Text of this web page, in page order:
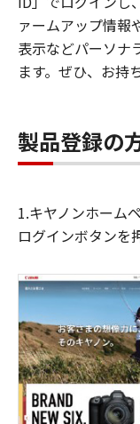
ァームアップ情報
表示などパーソナ
ます。ぜひ、お持
製品登録の
1.キヤノンホーム
ログインボタンを